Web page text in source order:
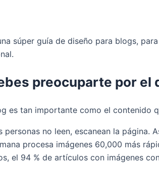
súper guía de diseño para blogs,
preocuparte por el
es tan importante como el contenido
personas no leen, escanean la
procesa imágenes 60,000 más
el 94 % de artículos con imágenes